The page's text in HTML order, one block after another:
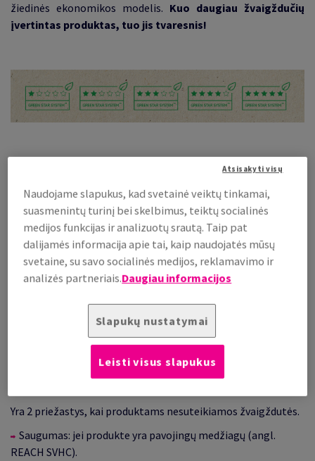
žiedinės ekonomikos modelis. Kuo daugiau žvaigždučių
įvertintas produktas, tuo jis tvaresnis!
Yra 2 priežastys, kai produktams nesuteikiamos žvaigždutės.
Saugumas: jei produkte yra pavojingų medžiagų (angl.
REACH SVHC).
Naudojame slapukus, kad svetainė veiktų tinkamai,
suasmenintų turinį bei skelbimus, teiktų socialinės
medijos funkcijas ir analizuotų srautą. Taip pat
dalijamės informacija apie tai, kaip naudojatės mūsų
svetaine, su savo socialinės medijos, reklamavimo ir
analizės partneriais.Daugiau informacijos
Slapukų nustatymai
Atsisakyti visų
Leisti visus slapukus